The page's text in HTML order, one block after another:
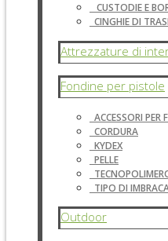
CUSTODIE E
CINGHIE DI
Attrezzature di
Fondine per pistole
ACCESSORI PER
CORDURA
KYDEX
PELLE
TIPO DI
Outdoor